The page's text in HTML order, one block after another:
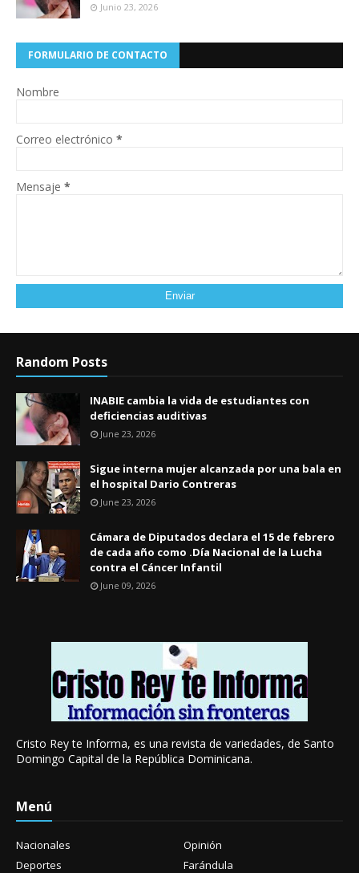
Junio 23, 2026
FORMULARIO DE CONTACTO
Nombre
Correo electrónico *
Mensaje *
Random Posts
INABIE cambia la vida de estudiantes con
deficiencias auditivas
June 23, 2026
Sigue interna mujer alcanzada por una bala en
el hospital Dario Contreras
June 23, 2026
Cámara de Diputados declara el 15 de febrero
de cada año como .Día Nacional de la Lucha
contra el Cáncer Infantil
June 09, 2026
Cristo Rey te Informa, es una revista de variedades, de Santo
Domingo Capital de la República Dominicana.
Menú
Nacionales
Opinión
Deportes
Farándula